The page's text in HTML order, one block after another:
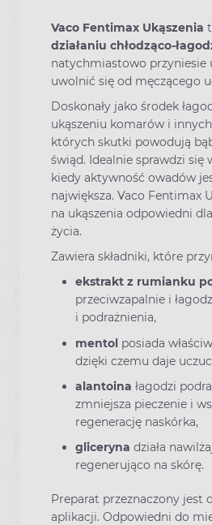
Vaco Fentimax Ukąszenia
działaniu chłodząco-
natychmiastowo przyniesie
uwolnić się od męczącego
Doskonały jako środek
ukąszeniu komarów i
których skutki powodują
świąd. Idealnie sprawdzi się
kiedy aktywność owadów
największa. Vaco Fentimax
na ukąszenia odpowiedni
życia.
Zawiera składniki, które
ekstrakt z rumianku
przeciwzapalnie i
i podrażnienia,
mentol posiada
dzięki czemu daje
alantoina łagodzi
zmniejsza pieczenie i
regenerację naskórka,
gliceryna działa
regenerująco na skórę.
Preparat przeznaczony jest
aplikacji. Odpowiedni do